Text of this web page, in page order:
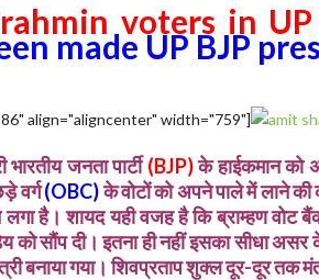
voters in
made UP BJP
align="aligncenter" width="759"]
जनता पार्टी(BJP) के हाईकमान को
वर्ग(OBC)के वोटों को अपने पाले में लाने
है। शायद यही वजह है कि ब्राम्हण वोट
को सौंप दी। इतना ही नहीं इसका सीधा
बनाया गया। शिवप्रताप शुक्ल दूर-दूर तक